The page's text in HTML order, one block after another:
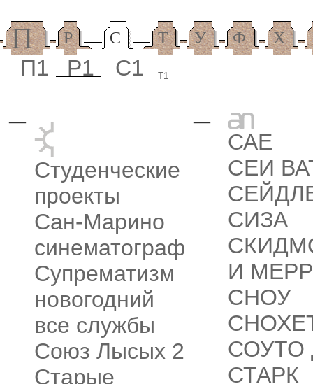
П Р С Т У Ф Х
П1 Р1 С1 Т1
—
Студенческие
проекты
Сан-Марино
синематограф
Супрематизм
новогодний
все службы
Союз Лысых 2
Старые
—
САЕ
СЕИ
СИЗА
И
СНОУ
СОУТО
СТАРК